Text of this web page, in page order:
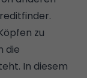
.
zu
die
In diesem